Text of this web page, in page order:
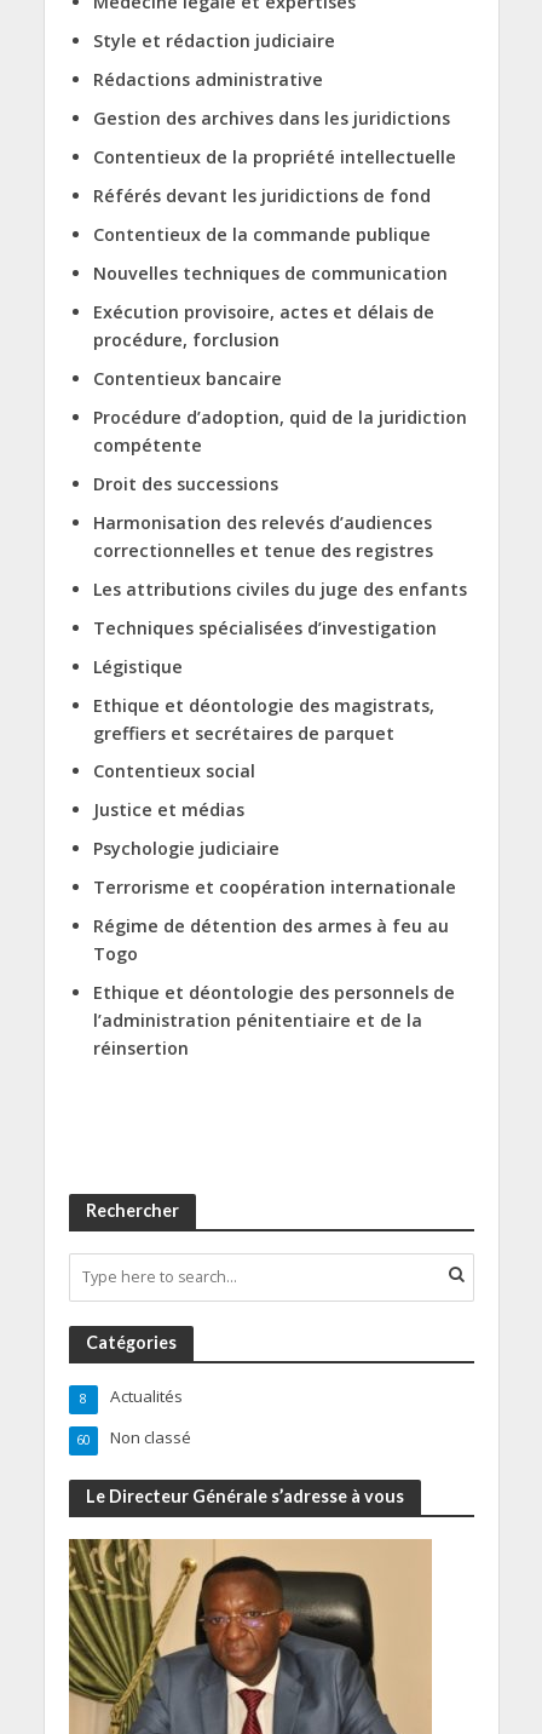
Style et rédaction judiciaire
Rédactions administrative
Gestion des archives dans les juridictions
Contentieux de la propriété intellectuelle
Référés devant les juridictions de fond
Contentieux de la commande publique
Nouvelles techniques de communication
Exécution provisoire, actes et délais de
procédure, forclusion
Contentieux bancaire
Procédure d’adoption, quid de la juridiction
compétente
Droit des successions
Harmonisation des relevés d’audiences
correctionnelles et tenue des registres
Les attributions civiles du juge des enfants
Techniques spécialisées d’investigation
Légistique
Ethique et déontologie des magistrats,
greffiers et secrétaires de parquet
Contentieux social
Justice et médias
Psychologie judiciaire
Terrorisme et coopération internationale
Régime de détention des armes à feu au
Togo
Ethique et déontologie des personnels de
l’administration pénitentiaire et de la
réinsertion
Rechercher
Catégories
Actualités
8
Non classé
60
Le Directeur Générale s’adresse à vous